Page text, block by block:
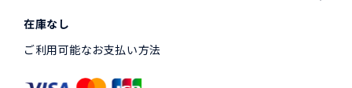
在庫なし
ご利用可能なお支払い方法